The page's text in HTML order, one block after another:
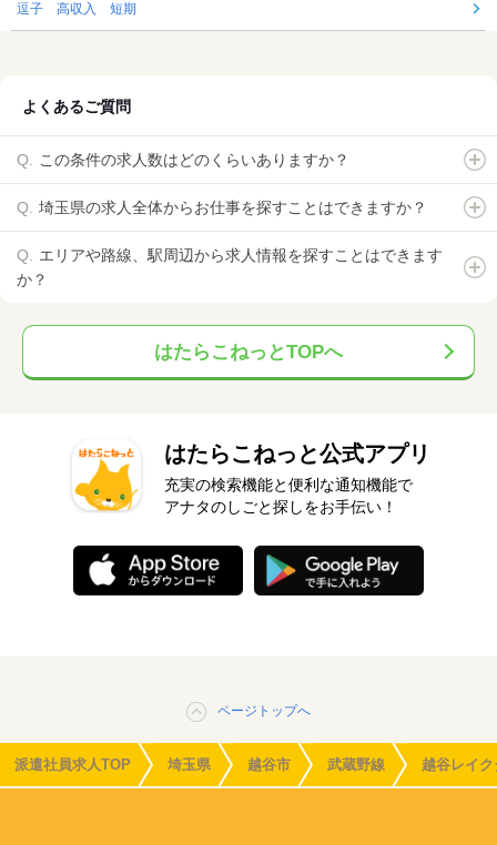
逗子 高収入 短期
よくあるご質問
この条件の求人数はどのくらいありますか？
埼玉県の求人全体からお仕事を探すことはできますか？
エリアや路線、駅周辺から求人情報を探すことはできます
か？
はたらこねっとTOPへ
はたらこねっと公式アプリ
充実の検索機能と便利な通知機能で
アナタのしごと探しをお手伝い！
ページトップへ
派遣社員求人TOP 埼玉県 越谷市 武蔵野線 越谷レイ